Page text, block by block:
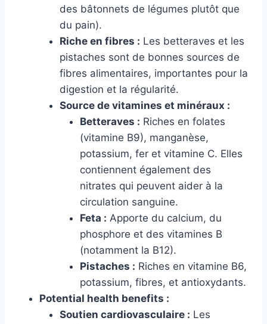
des bâtonnets de légumes plutôt que
du pain).
Riche en fibres : Les betteraves et les
pistaches sont de bonnes sources de
fibres alimentaires, importantes pour la
digestion et la régularité.
Source de vitamines et minéraux :
Betteraves : Riches en folates
(vitamine B9), manganèse,
potassium, fer et vitamine C. Elles
contiennent également des
nitrates qui peuvent aider à la
circulation sanguine.
Feta : Apporte du calcium, du
phosphore et des vitamines B
(notamment la B12).
Pistaches : Riches en vitamine B6,
potassium, fibres, et antioxydants.
Potential health benefits :
Soutien cardiovasculaire : Les